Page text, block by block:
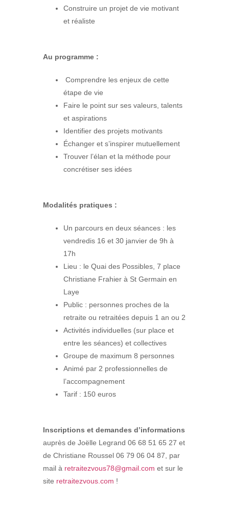
Construire un projet de vie motivant
et réaliste
Au programme :
Comprendre les enjeux de cette
étape de vie
Faire le point sur ses valeurs, talents
et aspirations
Identifier des projets motivants
Échanger et s’inspirer mutuellement
Trouver l’élan et la méthode pour
concrétiser ses idées
Modalités pratiques :
Un parcours en deux séances : les
vendredis 16 et 30 janvier de 9h à
17h
Lieu : le Quai des Possibles, 7 place
Christiane Frahier à St Germain en
Laye
Public : personnes proches de la
retraite ou retraitées depuis 1 an ou 2
Activités individuelles (sur place et
entre les séances) et collectives
Groupe de maximum 8 personnes
Animé par 2 professionnelles de
l’accompagnement
Tarif : 150 euros
Inscriptions et demandes d’informations
auprès de Joëlle Legrand 06 68 51 65 27 et
de Christiane Roussel 06 79 06 04 87, par
mail à retraitezvous78@gmail.com et sur le
site retraitezvous.com !